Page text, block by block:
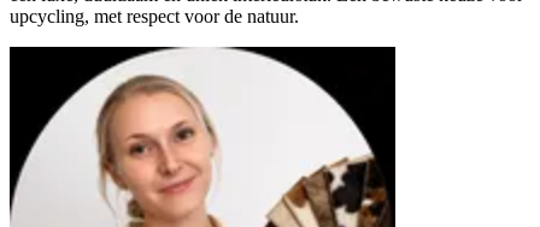
upcycling, met respect voor de natuur.